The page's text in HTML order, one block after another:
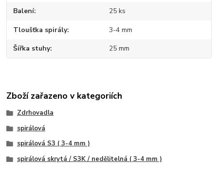
Balení 25 ks
Tloušťka spirály 3-4 mm
Šířka stuhy 25 mm
Zboží zařazeno v kategoriích
Zdrhovadla
spirálová
spirálová S3 ( 3-4 mm )
spirálová skrytá / S3K / nedělitelná ( 3-4 mm )